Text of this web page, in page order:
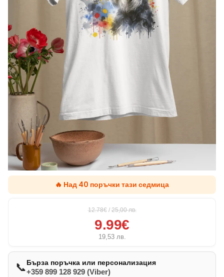
🔥 Над 40 поръчки тази седмица
12.78€ / 25,00лв.
9.99€
19,53 лв.
📞Бърза поръчка или персонализация
+359 899 128 929 (Viber)